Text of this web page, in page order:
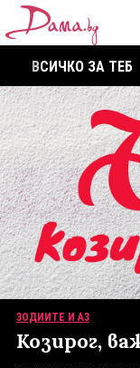
ВСИЧКО ЗА ТЕБ
ЗОДИИТЕ И АЗ
Козирог,